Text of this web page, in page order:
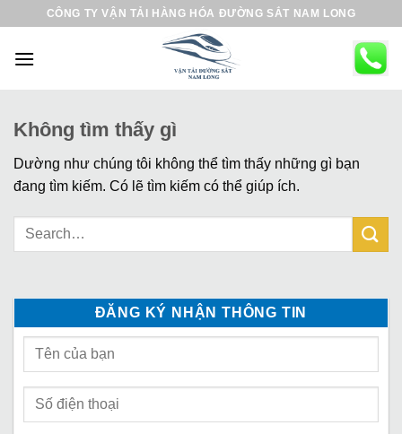
CÔNG TY VẬN TẢI HÀNG HÓA ĐƯỜNG SẮT NAM LONG
Không tìm thấy gì
Dường như chúng tôi không thể tìm thấy những gì bạn
đang tìm kiếm. Có lẽ tìm kiếm có thể giúp ích.
ĐĂNG KÝ NHẬN THÔNG TIN